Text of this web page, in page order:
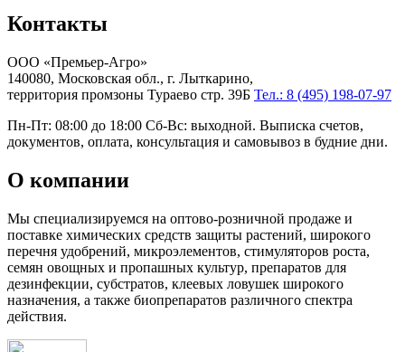
Контакты
ООО «Премьер-Агро»
140080, Московская обл., г. Лыткарино,
территория промзоны Тураево стр. 39Б Тел.: 8 (495) 198-07-97
Пн-Пт: 08:00 до 18:00 Сб-Вс: выходной. Выписка счетов,
документов, оплата, консультация и самовывоз в будние дни.
О компании
Мы специализируемся на оптово-розничной продаже и
поставке химических средств защиты растений, широкого
перечня удобрений, микроэлементов, стимуляторов роста,
семян овощных и пропашных культур, препаратов для
дезинфекции, субстратов, клеевых ловушек широкого
назначения, а также биопрепаратов различного спектра
действия.